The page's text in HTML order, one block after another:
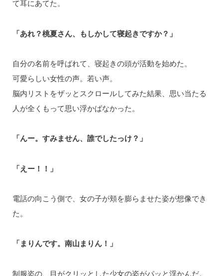
て耳にあてた。
「あれ？桃夏さん、もしかして寝起きですか？」
自分の名前を呼ばれて、寝起きの頭が活動を始めた。
可愛らしい女性の声。若い声。
脳内リストをザッとスクロールしてみた結果、思い当たる
人が全くもって思い浮かばなかった。
「んー。すみません、誰でしたっけ？」
「えー！！」
電話の向こう側で、女の子が頬を膨らませた姿が想像でき
た。
「まりんです。南山まりん！」
制服姿の、目がクリッとした少女の姿がパッと浮かんだ。